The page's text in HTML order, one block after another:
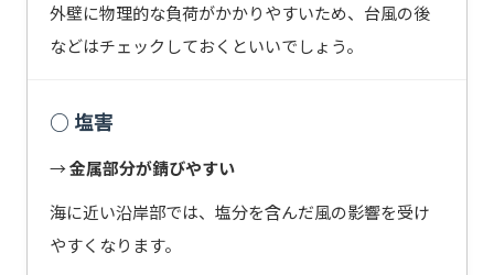
外壁に物理的な負荷がかかりやすいため、台風の後
などはチェックしておくといいでしょう。
○ 塩害
→金属部分が錆びやすい
海に近い沿岸部では、塩分を含んだ風の影響を受け
やすくなります。